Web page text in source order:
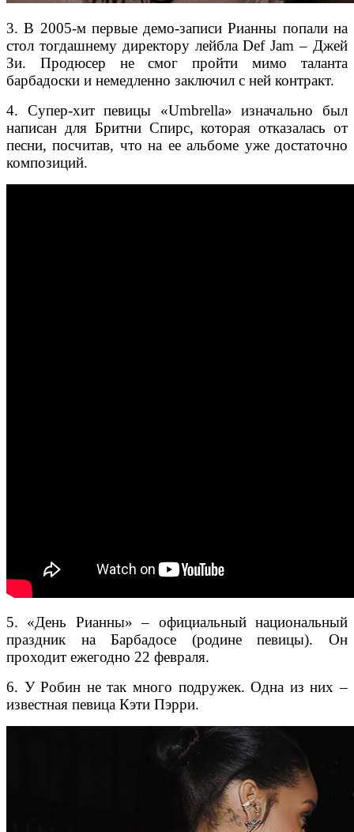
3. В 2005-м первые демо-записи Рианны попали на
стол тогдашнему директору лейбла Def Jam – Джей
Зи. Продюсер не смог пройти мимо таланта
барбадоски и немедленно заключил с ней контракт.
4. Супер-хит певицы «Umbrella» изначально был
написан для Бритни Спирс, которая отказалась от
песни, посчитав, что на ее альбоме уже достаточно
композиций.
5. «День Рианны» – официальный национальный
праздник на Барбадосе (родине певицы). Он
проходит ежегодно 22 февраля.
6. У Робин не так много подружек. Одна из них –
известная певица Кэти Пэрри.